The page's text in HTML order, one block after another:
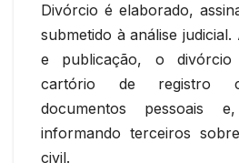
Divórcio é elaborado,
submetido à análise
e publicação, o
cartório de registro
documentos pessoais
informando terceiros
civil.